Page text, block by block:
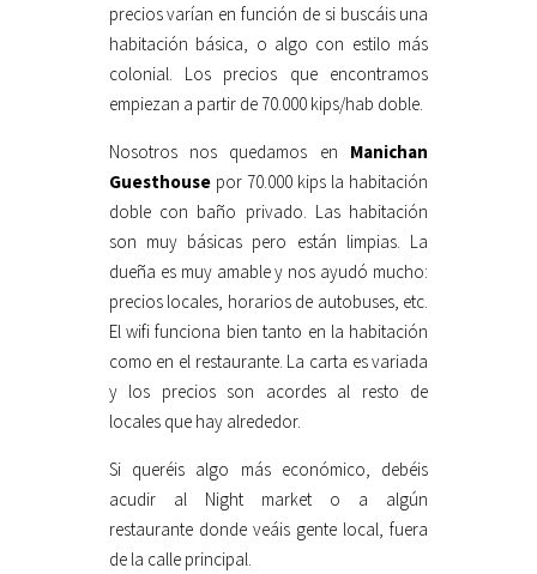
precios varían en función de si buscáis una
habitación básica, o algo con estilo más
colonial. Los precios que encontramos
empiezan a partir de 70.000 kips/hab doble.
Nosotros nos quedamos en Manichan
Guesthousepor 70.000 kips la habitación
doble con baño privado. Las habitación
son muy básicas pero están limpias. La
dueña es muy amable y nos ayudó mucho:
precios locales, horarios de autobuses, etc.
El wifi funciona bien tanto en la habitación
como en el restaurante. La carta es variada
y los precios son acordes al resto de
locales que hay alrededor.
Si queréis algo más económico, debéis
acudir al Night market o a algún
restaurante donde veáis gente local, fuera
de la calle principal.